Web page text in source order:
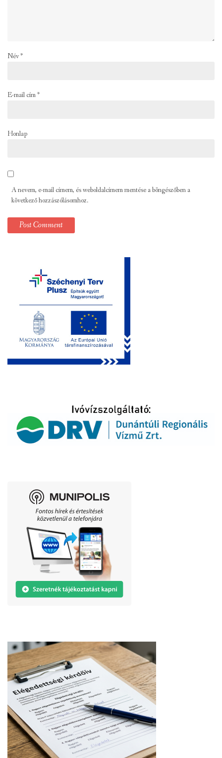
Név*
E-mail cím*
Honlap
A nevem, e-mail címem, és weboldalcímem mentése a böngészőben a
következő hozzászólásomhoz.